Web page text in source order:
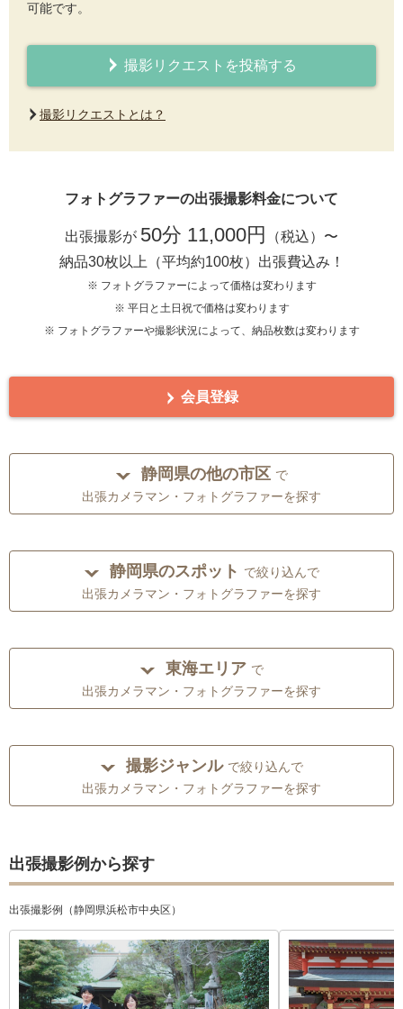
可能です。
撮影リクエストを投稿する
撮影リクエストとは？
フォトグラファーの出張撮影料金について
出張撮影が 50分 11,000円
（税込）〜
納品30枚以上（平均約100枚）出張費込み！
※ フォトグラファーによって価格は変わります
※ 平日と土日祝で価格は変わります
※ フォトグラファーや撮影状況によって、納品枚数は変わります
会員登録
静岡県の他の市区 で
出張カメラマン・フォトグラファーを探す
静岡県のスポット で絞り込んで
出張カメラマン・フォトグラファーを探す
東海エリア で
出張カメラマン・フォトグラファーを探す
撮影ジャンル で絞り込んで
出張カメラマン・フォトグラファーを探す
出張撮影例から探す
出張撮影例（静岡県浜松市中央区）